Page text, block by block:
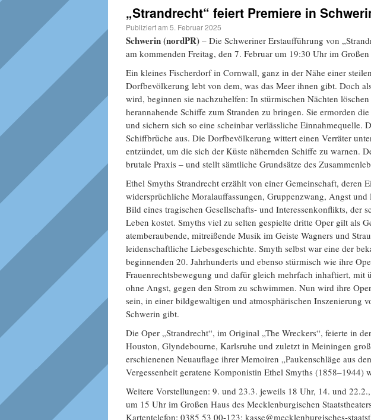
„Strandrecht“ feiert Premiere in
Publiziert am 5. Februar 2025
Schwerin (nordPR) – Die Schweriner Erstaufführung von
am kommenden Freitag, den 7. Februar um 19:30 Uhr im
Ein kleines Fischerdorf in Cornwall, ganz in der Nähe einer
Dorfbevölkerung lebt von dem, was das Meer ihnen gibt. Doch
wird, beginnen sie nachzuhelfen: In stürmischen Nächten
herannahende Schiffe zum Stranden zu bringen. Sie ermorden
und sichern sich so eine scheinbar verlässliche Einnahmequelle.
Schiffbrüche aus. Die Dorfbevölkerung wittert einen Verräter
entzündet, um die sich der Küste nähernden Schiffe zu warnen.
brutale Praxis – und stellt sämtliche Grundsätze des
Ethel Smyths Strandrecht erzählt von einer Gemeinschaft, deren
widersprüchliche Moralauffassungen, Gruppenzwang, Angst und
Bild eines tragischen Gesellschafts- und Interessenkonflikts, der
Leben kostet. Smyths viel zu selten gespielte dritte Oper gilt als
atemberaubende, mitreißende Musik im Geiste Wagners und
leidenschaftliche Liebesgeschichte. Smyth selbst war eine der
beginnenden 20. Jahrhunderts und ebenso stürmisch wie ihre
Frauenrechtsbewegung und dafür gleich mehrfach inhaftiert, mit
ohne Angst, gegen den Strom zu schwimmen. Nun wird ihre
sein, in einer bildgewaltigen und atmosphärischen Inszenierung
Schwerin gibt.
Die Oper „Strandrecht“, im Original „The Wreckers“, feierte in
Houston, Glyndebourne, Karlsruhe und zuletzt in Meiningen
erschienenen Neuauflage ihrer Memoiren „Paukenschläge aus
Vergessenheit geratene Komponistin Ethel Smyths (1858–1944)
Weitere Vorstellungen: 9. und 23.3. jeweils 18 Uhr, 14. und
um 15 Uhr im Großen Haus des Mecklenburgischen
Kartentelefon: 0385 53 00-123; kasse@mecklenburgisches-